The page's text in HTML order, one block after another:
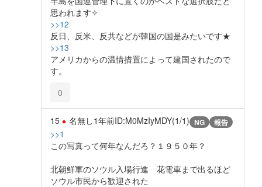
思われます✧
>>12
反日、反米、反共などが韓国の国是みたいです★
>>13
アメリカからの温情措置によって建国されたので
す。
0
15 名無し1年前ID:M0MzIyMDY(1/1) NG 報告
>>1
この写真って何年なんだろ？１９５０年？
北朝鮮軍のソウル入場行進 花電車まで出るほど
ソウル市民から歓迎された